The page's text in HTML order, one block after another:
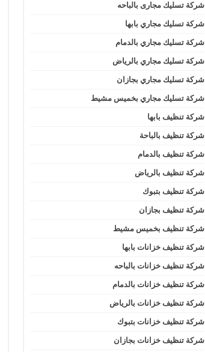
شركة تسليك مجارى بالباحه
شركة تسليك مجاري بابها
شركة تسليك مجاري بالدمام
شركة تسليك مجاري بالرياض
شركة تسليك مجاري بجازان
شركة تسليك مجاري بخميس مشيط
شركة تنظيف بابها
شركة تنظيف بالباحة
شركة تنظيف بالدمام
شركة تنظيف بالرياض
شركة تنظيف بتبوك
شركة تنظيف بجازان
شركة تنظيف بخميس مشيط
شركة تنظيف خزانات بابها
شركة تنظيف خزانات بالباحه
شركة تنظيف خزانات بالدمام
شركة تنظيف خزانات بالرياض
شركة تنظيف خزانات بتبوك
شركة تنظيف خزانات بجازان